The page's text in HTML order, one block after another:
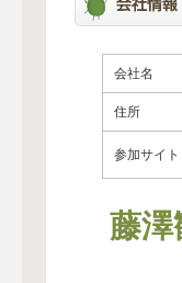
会社名
住所
参加サイト
藤澤